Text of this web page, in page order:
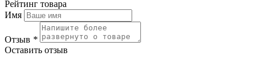
Рейтинг товара
Имя
Отзыв *
Оставить отзыв